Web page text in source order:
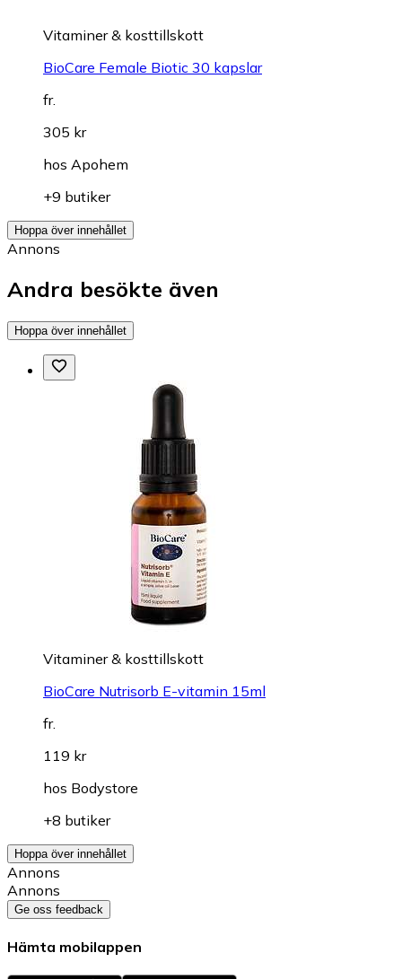
Vitaminer & kosttillskott
BioCare Female Biotic 30 kapslar
fr.
305 kr
hos Apohem
+9 butiker
Hoppa över innehållet
Annons
Andra besökte även
Hoppa över innehållet
Vitaminer & kosttillskott
BioCare Nutrisorb E-vitamin 15ml
fr.
119 kr
hos Bodystore
+8 butiker
Hoppa över innehållet
Annons
Annons
Ge oss feedback
Hämta mobilappen